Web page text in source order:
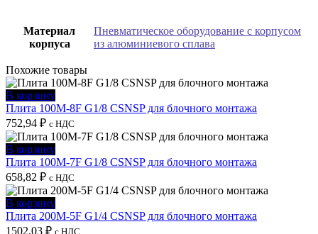
Материал
корпуса
Пневматическое оборудование с корпусом
из алюминиевого сплава
Похожие товары
В корзину
Плита 100M-8F G1/8 CSNSP для блочного монтажа
752,94 ₽ с НДС
В корзину
Плита 100M-7F G1/8 CSNSP для блочного монтажа
658,82 ₽ с НДС
В корзину
Плита 200M-5F G1/4 CSNSP для блочного монтажа
1502,03 ₽ с НДС